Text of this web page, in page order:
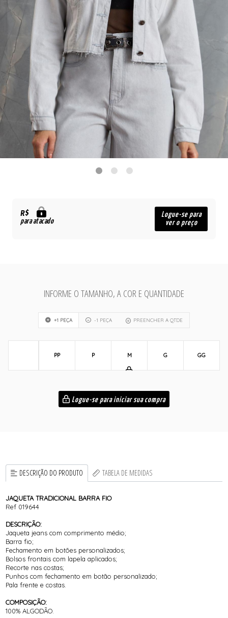
R$
para atacado
Logue-se para
ver o preço
INFORME O TAMANHO, A COR E QUANTIDADE
+1 PEÇA -1 PEÇA PREENCHER A QTDE
PP P M G GG
Logue-se para iniciar sua compra
DESCRIÇÃO DO PRODUTO TABELA DE MEDIDAS
JAQUETA TRADICIONAL BARRA FIO
Ref 019644
DESCRIÇÃO:
Jaqueta jeans com comprimento médio;
Barra fio;
Fechamento em botões personalizados;
Bolsos frontais com lapela aplicados;
Recorte nas costas;
Punhos com fechamento em botão personalizado;
Pala frente e costas.
COMPOSIÇÃO:
100% ALGODÃO.